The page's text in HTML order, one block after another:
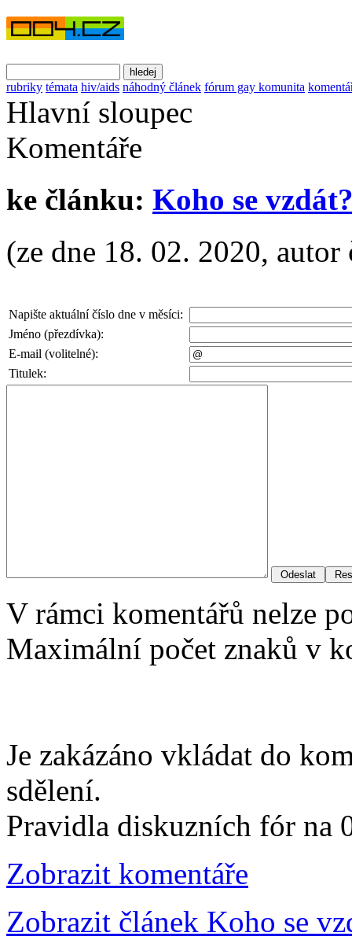
rubriky témata hiv/aids náhodný článek fórum gay komunita
Hlavní sloupec
Komentáře
ke článku: Koho se
(ze dne 18. 02. 2020,
Napište aktuální číslo dne v měsíci:
Jméno (přezdívka):
E-mail (volitelné):
Titulek:
V rámci komentářů nelze
Maximální počet znaků v
Je zakázáno vkládat do
sdělení.
Pravidla diskuzních fór na
Zobrazit komentáře
Zobrazit článek Koho se